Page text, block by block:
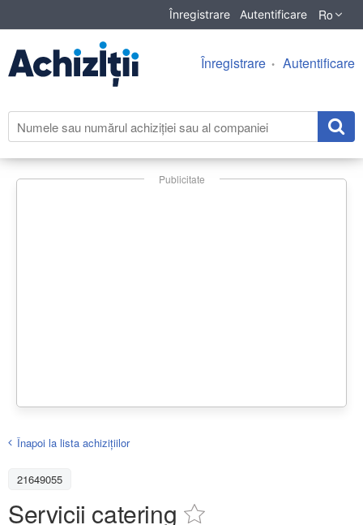
Înregistrare Autentificare Ro
Înregistrare Autentificare
Publicitate
Înapoi la lista achiziţiilor
21649055
Servicii catering